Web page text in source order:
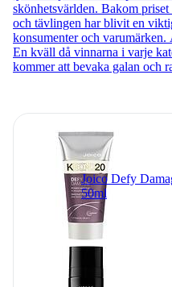
skönhetsvärlden. Bakom
och tävlingen har blivit en
konsumenter och
En kväll då vinnarna i varje
kommer att bevaka galan och
Joico Defy
50ml